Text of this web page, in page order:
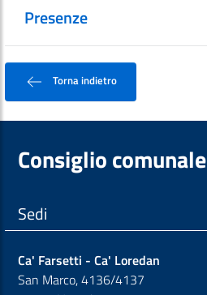
Presenze
Torna indietro
Consiglio comunale
Sedi
Ca' Farsetti - Ca' Loredan
San Marco, 4136/4137